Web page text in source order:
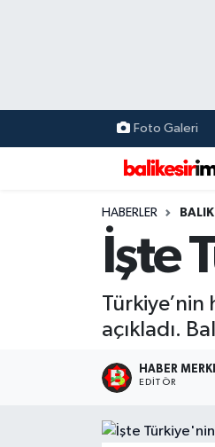
Foto Galeri
HABERLER
İşte
Türkiye’nin
açıkladı.
HABER
EDITÖR